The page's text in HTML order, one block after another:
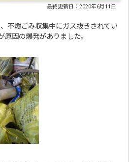
最終更新日：2020年6月11日
不燃ごみ収集中にガス抜きされてい
原因の爆発がありました。